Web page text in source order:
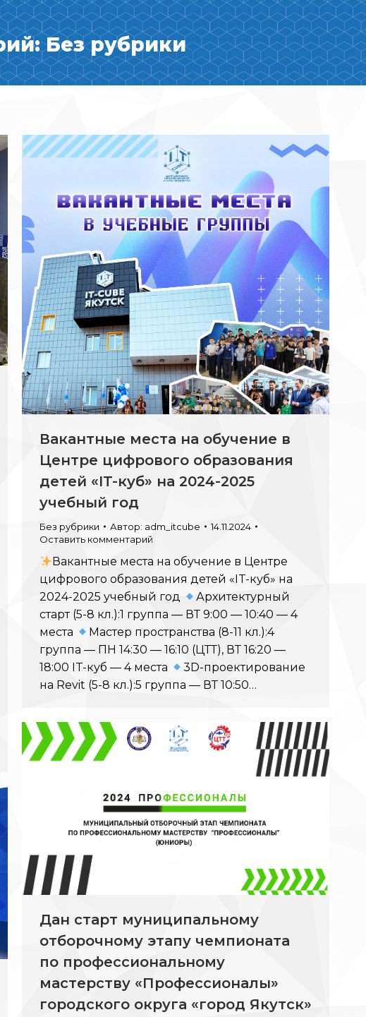
Без рубрики
Вакантные места на обучение в
Центре цифрового образования
детей «IT-куб» на 2024-2025
учебный год
Без рубрики Автор: adm_itcube
14.11.2024
Оставить комментарий
Вакантные места на обучение в Центре
цифрового образования детей «IT-куб» на
2024-2025 учебный год
Архитектурный
старт (5-8 кл.):1 группа — ВТ 9:00 — 10:40 — 4
места
Мастер пространства (8-11 кл.):4
группа — ПН 14:30 — 16:10 (ЦТТ), ВТ 16:20 —
18:00 IT-куб — 4 места
3D-проектирование
на Revit (5-8 кл.):5 группа — ВТ 10:50…
Дан старт муниципальному
отборочному этапу чемпионата
по профессиональному
мастерству «Профессионалы»
городского округа «город Якутск»